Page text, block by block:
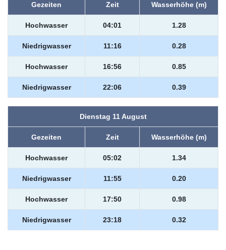
Gezeiten Zeit Wasserhöhe (m)
Hochwasser 04:01 1.28
Niedrigwasser 11:16 0.28
Hochwasser 16:56 0.85
Niedrigwasser 22:06 0.39
Dienstag 11 August
Gezeiten Zeit Wasserhöhe (m)
Hochwasser 05:02 1.34
Niedrigwasser 11:55 0.20
Hochwasser 17:50 0.98
Niedrigwasser 23:18 0.32